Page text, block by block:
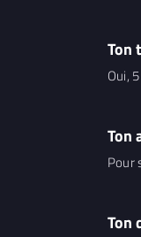
Ton
Oui,
Ton
Pour
Ton